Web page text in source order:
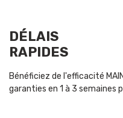
DÉLAIS
RAPIDES
Bénéficiez de l'efficacité
garanties en 1 à 3 semaines